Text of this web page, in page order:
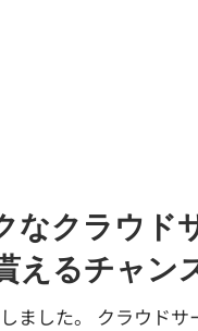
なクラウド
えるチャン
ました。 クラウド